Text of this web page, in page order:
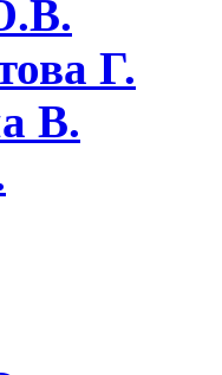
Г.
В.